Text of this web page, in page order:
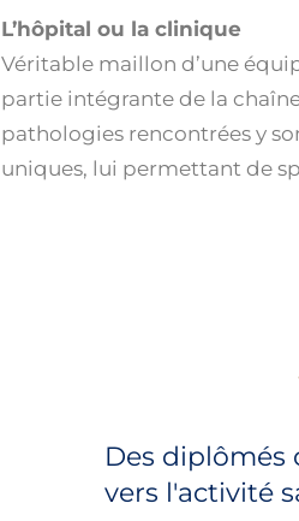
L’hôpital ou la clinique
Véritable maillon d’une
partie intégrante de la
pathologies rencontrées y
uniques, lui permettant de
Des diplômés
vers l'activité